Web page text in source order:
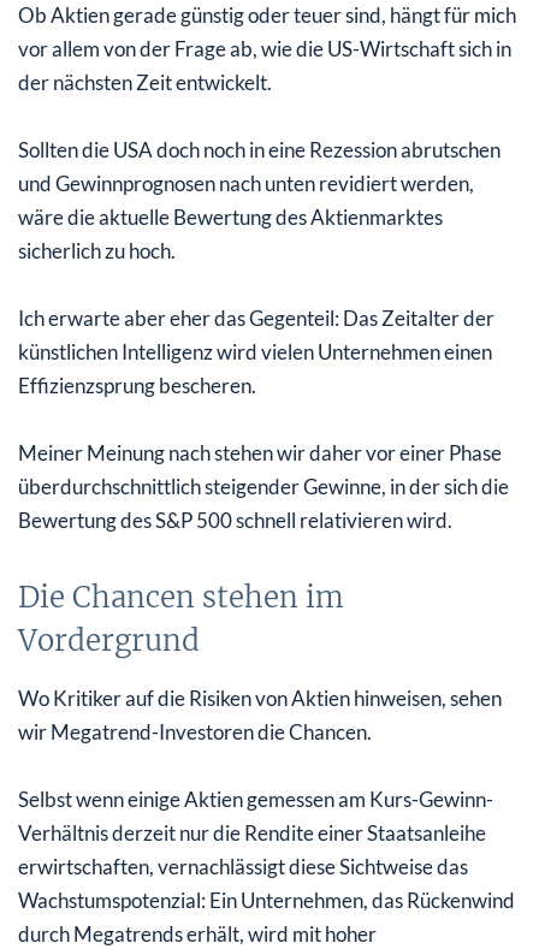
Ob Aktien gerade günstig oder teuer sind, hängt für mich
vor allem von der Frage ab, wie die US-Wirtschaft sich in
der nächsten Zeit entwickelt.
Sollten die USA doch noch in eine Rezession abrutschen
und Gewinnprognosen nach unten revidiert werden,
wäre die aktuelle Bewertung des Aktienmarktes
sicherlich zu hoch.
Ich erwarte aber eher das Gegenteil: Das Zeitalter der
künstlichen Intelligenz wird vielen Unternehmen einen
Effizienzsprung bescheren.
Meiner Meinung nach stehen wir daher vor einer Phase
überdurchschnittlich steigender Gewinne, in der sich die
Bewertung des S&P 500 schnell relativieren wird.
Die Chancen stehen im
Vordergrund
Wo Kritiker auf die Risiken von Aktien hinweisen, sehen
wir Megatrend-Investoren die Chancen.
Selbst wenn einige Aktien gemessen am Kurs-Gewinn-
Verhältnis derzeit nur die Rendite einer Staatsanleihe
erwirtschaften, vernachlässigt diese Sichtweise das
Wachstumspotenzial: Ein Unternehmen, das Rückenwind
durch Megatrends erhält, wird mit hoher